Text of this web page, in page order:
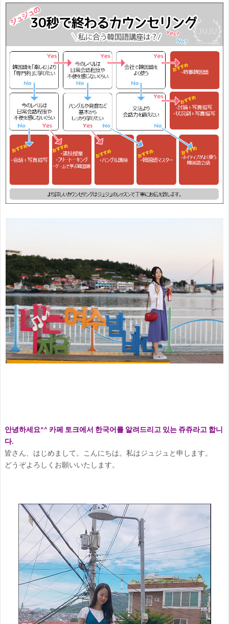
안녕하세요^^ 카페 토크에서 한국어를 알려드리고 있는 쥬쥬라고 합니
다.
皆さん、はじめまして。こんにちは。私はジュジュと申します。
どうぞよろしくお願いいたします。